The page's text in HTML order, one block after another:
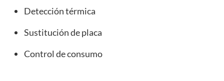
Detección térmica
Sustitución de placa
Control de consumo